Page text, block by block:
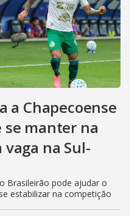
a Chapecoense
se manter na
na Sul-
Brasileirão pode ajudar o
estabilizar na competição